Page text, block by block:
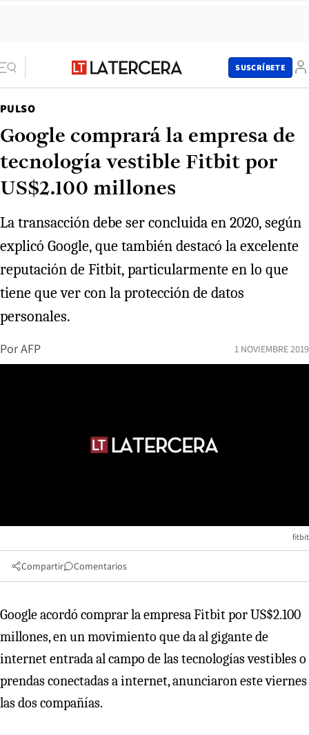
SUSCRÍBETE
PULSO
Google comprará la empresa de
tecnología vestible Fitbit por
US$2.100 millones
La transacción debe ser concluida en 2020, según
explicó Google, que también destacó la excelente
reputación de Fitbit, particularmente en lo que
tiene que ver con la protección de datos
personales.
PorAFP 1 NOVIEMBRE 2019
fitbit
Compartir Comentarios
Google acordó comprar la empresa Fitbit por US$2.100
millones, en un movimiento que da al gigante de
internet entrada al campo de las tecnologías vestibles o
prendas conectadas a internet, anunciaron este viernes
las dos compañías.